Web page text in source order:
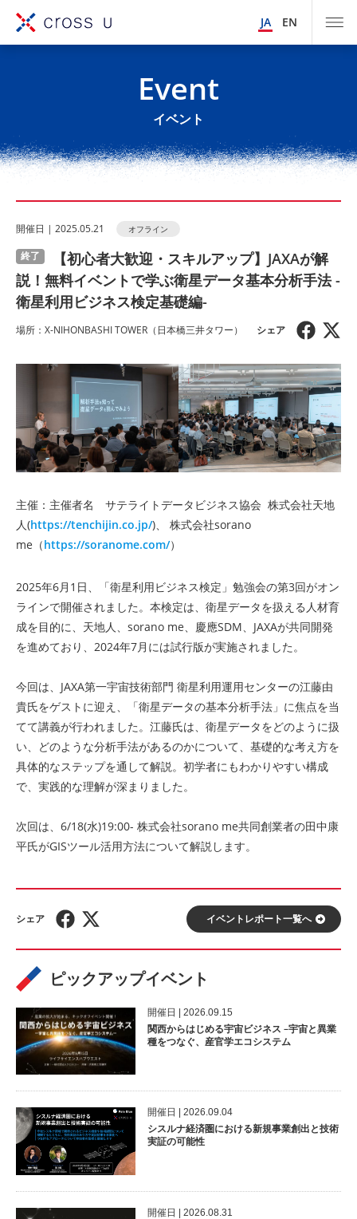
JA EN
Event
イベント
開催⽇ | 2025.05.21 オフライン
終了
【初心者大歓迎・スキルアップ】JAXAが解
説！無料イベントで学ぶ衛星データ基本分析手法 -
衛星利用ビジネス検定基礎編-
場所：X-NIHONBASHI TOWER（日本橋三井タワー）
主催：主催者名 サテライトデータビジネス協会 株式会社天地
人(https://tenchijin.co.jp/)、 株式会社sorano
me（https://soranome.com/）
2025年6月1日、「衛星利用ビジネス検定」勉強会の第3回がオン
ラインで開催されました。本検定は、衛星データを扱える人材育
成を目的に、天地人、sorano me、慶應SDM、JAXAが共同開発
を進めており、2024年7月には試行版が実施されました。
今回は、JAXA第一宇宙技術部門 衛星利用運用センターの江藤由
貴氏をゲストに迎え、「衛星データの基本分析手法」に焦点を当
てて講義が行われました。江藤氏は、衛星データをどのように扱
い、どのような分析手法があるのかについて、基礎的な考え方を
具体的なステップを通して解説。初学者にもわかりやすい構成
で、実践的な理解が深まりました。
次回は、6/18(水)19:00- 株式会社sorano me共同創業者の田中康
平氏がGISツール活用方法について解説します。
イベントレポート⼀覧へ
ピックアップイベント
開催⽇ | 2026.09.15
関西からはじめる宇宙ビジネス –宇宙と異業
種をつなぐ、産官学エコシステム
開催⽇ | 2026.09.04
シスルナ経済圏における新規事業創出と技術
実証の可能性
開催⽇ | 2026.08.31